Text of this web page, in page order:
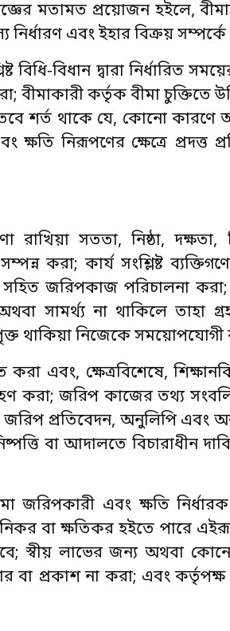
মতামত প্রয়োজন হইলে,
এবং ইহার বিক্রয় সম্পর্কে
বিধান দ্বারা নির্ধারিত
বীমাকারী কর্তৃক বীমা চুক্তিতে
শর্ত থাকে যে, কোনো
নিরূপণের ক্ষেত্রে প্রদত্ত
সততা, নিষ্ঠা, দক্ষতা,
করা; কার্য সংশ্লিষ্ট
সহিত জরিপকাজ পরিচালনা
সামর্থ্য না থাকিলে তাহা
থাকিয়া নিজেকে সময়োপযোগী
এবং, ক্ষেত্রবিশেষে,
করা; জরিপ কাজের তথ্য
প্রতিবেদন, অনুলিপি এবং
বা আদালতে বিচারাধীন
জরিপকারী এবং ক্ষতি
বা ক্ষতিকর হইতে পারে
স্বীয় লাভের জন্য অথবা
বা প্রকাশ না করা; এবং